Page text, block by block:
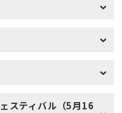
スティバル（5月16